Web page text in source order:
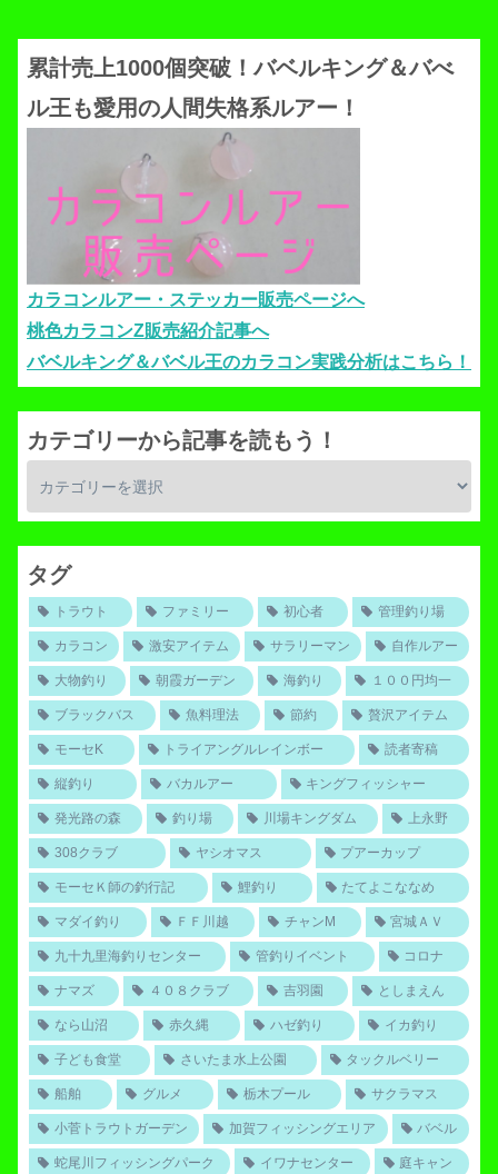
累計売上1000個突破！バベルキング＆バべ
ル王も愛用の人間失格系ルアー！
カラコンルアー・ステッカー販売ページへ
桃色カラコンZ販売紹介記事へ
バベルキング＆バベル王のカラコン実践分析はこちら！
カテゴリーから記事を読もう！
タグ
トラウト ファミリー 初心者 管理釣り場
カラコン 激安アイテム サラリーマン 自作ルアー
大物釣り 朝霞ガーデン 海釣り １００円均一
ブラックバス 魚料理法 節約 贅沢アイテム
モーセK トライアングルレインボー 読者寄稿
縦釣り バカルアー キングフィッシャー
発光路の森 釣り場 川場キングダム 上永野
308クラブ ヤシオマス プアーカップ
モーセＫ師の釣行記 鯉釣り たてよこななめ
マダイ釣り ＦＦ川越 チャンM 宮城ＡＶ
九十九里海釣りセンター 管釣りイベント コロナ
ナマズ ４０８クラブ 吉羽園 としまえん
なら山沼 赤久縄 ハゼ釣り イカ釣り
子ども食堂 さいたま水上公園 タックルベリー
船舶 グルメ 栃木プール サクラマス
小菅トラウトガーデン 加賀フィッシングエリア バベル
蛇尾川フィッシングパーク イワナセンター 庭キャン